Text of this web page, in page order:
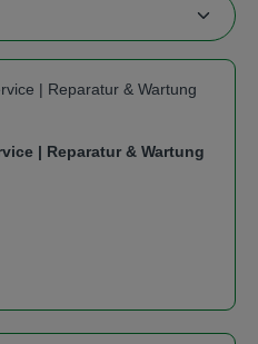
| Reparatur & Wartung